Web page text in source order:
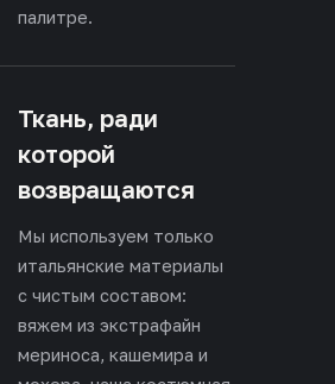
палитре.
Ткань, ради
которой
возвращаются
Мы используем только
итальянские материалы
с чистым составом:
вяжем из экстрафайн
мериноса, кашемира и